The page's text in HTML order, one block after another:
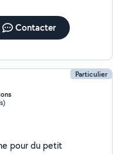
Contacter
Particulier
pour du petit